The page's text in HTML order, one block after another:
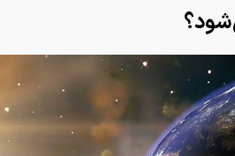
(ویدئو +16)
کاملا شکسته؛ ادامه